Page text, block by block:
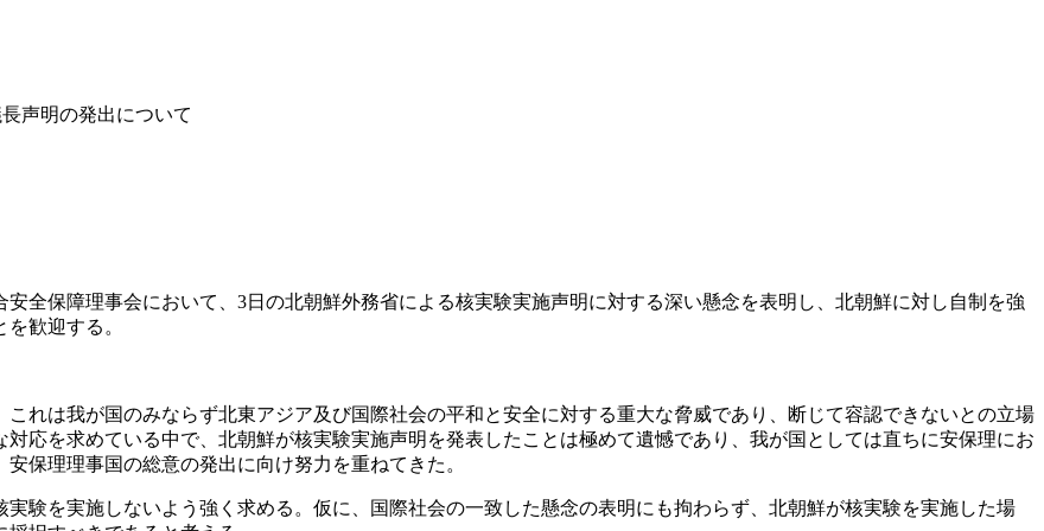
声明の発出について
全保障理事会において、3日の北朝鮮外務省による核実験実施声明に対する深い懸念を表明し、北朝鮮に対し自制を強
歓迎する。
れは我が国のみならず北東アジア及び国際社会の平和と安全に対する重大な脅威であり、断じて容認できないとの立場
応を求めている中で、北朝鮮が核実験実施声明を発表したことは極めて遺憾であり、我が国としては直ちに安保理にお
保理理事国の総意の発出に向け努力を重ねてきた。
験を実施しないよう強く求める。仮に、国際社会の一致した懸念の表明にも拘わらず、北朝鮮が核実験を実施した場